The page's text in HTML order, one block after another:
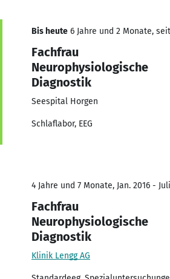
Bis heute 6 Jahre und 2 Monate,
Fachfrau
Neurophysiologische
Diagnostik
Seespital Horgen
Schlaflabor, EEG
4 Jahre und 7 Monate, Jan. 2016 -
Fachfrau
Neurophysiologische
Diagnostik
Klinik Lengg AG